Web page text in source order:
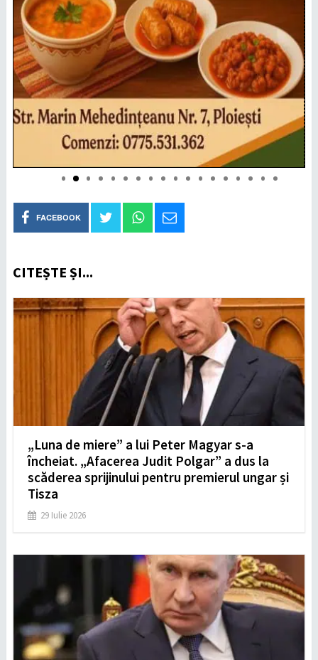
FACEBOOK
CITEȘTE ȘI...
„Luna de miere” a lui Peter Magyar s-a
încheiat. „Afacerea Judit Polgar” a dus la
scăderea sprijinului pentru premierul ungar și
Tisza
29 Iulie 2026